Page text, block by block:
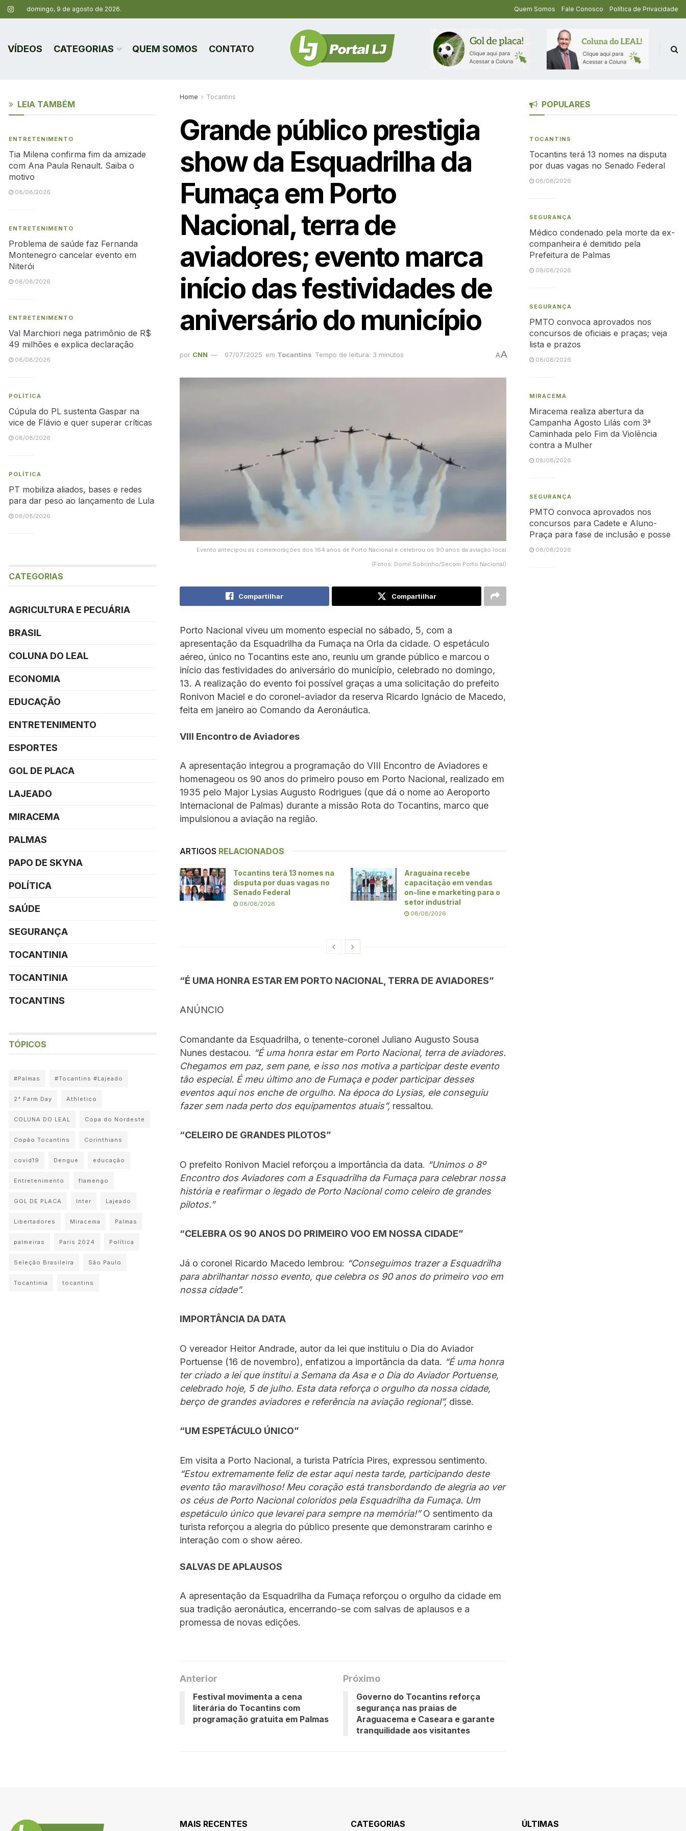
domingo, 9 de agosto de 2026. Quem Somos Fale Conosco Política de Privacidade
VÍDEOS CATEGORIAS QUEM SOMOS CONTATO
Home Tocantins
Grande público prestigia
show da Esquadrilha da
Fumaça em Porto
Nacional, terra de
aviadores; evento marca
início das festividades de
aniversário do município
por CNN 07/07/2025 em Tocantins Tempo de leitura: 3 minutos AA
Evento antecipou as comemorações dos 164 anos de Porto Nacional e celebrou os 90 anos da aviação local
(Fotos: Dornil Sobrinho/Secom Porto Nacional)
Compartilhar Compartilhar
Porto Nacional viveu um momento especial no sábado, 5, com a
apresentação da Esquadrilha da Fumaça na Orla da cidade. O espetáculo
aéreo, único no Tocantins este ano, reuniu um grande público e marcou o
início das festividades do aniversário do município, celebrado no domingo,
13. A realização do evento foi possível graças a uma solicitação do prefeito
Ronivon Maciel e do coronel-aviador da reserva Ricardo Ignácio de Macedo,
feita em janeiro ao Comando da Aeronáutica.
VIII Encontro de Aviadores
A apresentação integrou a programação do VIII Encontro de Aviadores e
homenageou os 90 anos do primeiro pouso em Porto Nacional, realizado em
1935 pelo Major Lysias Augusto Rodrigues (que dá o nome ao Aeroporto
Internacional de Palmas) durante a missão Rota do Tocantins, marco que
impulsionou a aviação na região.
ARTIGOS RELACIONADOS
Tocantins terá 13 nomes na
disputa por duas vagas no
Senado Federal
08/08/2026
Araguaína recebe
capacitação em vendas
on-line e marketing para o
setor industrial
08/08/2026
“É UMA HONRA ESTAR EM PORTO NACIONAL, TERRA DE AVIADORES”
ANÚNCIO
Comandante da Esquadrilha, o tenente-coronel Juliano Augusto Sousa
Nunes destacou. “É uma honra estar em Porto Nacional, terra de aviadores.
Chegamos em paz, sem pane, e isso nos motiva a participar deste evento
tão especial. É meu último ano de Fumaça e poder participar desses
eventos aqui nos enche de orgulho. Na época do Lysias, ele conseguiu
fazer sem nada perto dos equipamentos atuais”, ressaltou.
“CELEIRO DE GRANDES PILOTOS”
O prefeito Ronivon Maciel reforçou a importância da data. “Unimos o 8º
Encontro dos Aviadores com a Esquadrilha da Fumaça para celebrar nossa
história e reafirmar o legado de Porto Nacional como celeiro de grandes
pilotos.”
“CELEBRA OS 90 ANOS DO PRIMEIRO VOO EM NOSSA CIDADE”
Já o coronel Ricardo Macedo lembrou: “Conseguimos trazer a Esquadrilha
para abrilhantar nosso evento, que celebra os 90 anos do primeiro voo em
nossa cidade”.
IMPORTÂNCIA DA DATA
O vereador Heitor Andrade, autor da lei que instituiu o Dia do Aviador
Portuense (16 de novembro), enfatizou a importância da data. “É uma honra
ter criado a lei que institui a Semana da Asa e o Dia do Aviador Portuense,
celebrado hoje, 5 de julho. Esta data reforça o orgulho da nossa cidade,
berço de grandes aviadores e referência na aviação regional”, disse.
“UM ESPETÁCULO ÚNICO”
Em visita a Porto Nacional, a turista Patrícia Pires, expressou sentimento.
“Estou extremamente feliz de estar aqui nesta tarde, participando deste
evento tão maravilhoso! Meu coração está transbordando de alegria ao ver
os céus de Porto Nacional coloridos pela Esquadrilha da Fumaça. Um
espetáculo único que levarei para sempre na memória!”O sentimento da
turista reforçou a alegria do público presente que demonstraram carinho e
interação com o show aéreo.
SALVAS DE APLAUSOS
A apresentação da Esquadrilha da Fumaça reforçou o orgulho da cidade em
sua tradição aeronáutica, encerrando-se com salvas de aplausos e a
promessa de novas edições.
Anterior
Festival movimenta a cena
literária do Tocantins com
programação gratuita em Palmas
Próximo
Governo do Tocantins reforça
segurança nas praias de
Araguacema e Caseara e garante
tranquilidade aos visitantes
LEIA TAMBÉM
ENTRETENIMENTO
Tia Milena confirma fim da amizade
com Ana Paula Renault. Saiba o
motivo
08/08/2026
ENTRETENIMENTO
Problema de saúde faz Fernanda
Montenegro cancelar evento em
Niterói
08/08/2026
ENTRETENIMENTO
Val Marchiori nega patrimônio de R$
49 milhões e explica declaração
08/08/2026
POLÍTICA
Cúpula do PL sustenta Gaspar na
vice de Flávio e quer superar críticas
08/08/2026
POLÍTICA
PT mobiliza aliados, bases e redes
para dar peso ao lançamento de Lula
08/08/2026
CATEGORIAS
AGRICULTURA E PECUÁRIA
BRASIL
COLUNA DO LEAL
ECONOMIA
EDUCAÇÃO
ENTRETENIMENTO
ESPORTES
GOL DE PLACA
LAJEADO
MIRACEMA
PALMAS
PAPO DE SKYNA
POLÍTICA
SAÚDE
SEGURANÇA
TOCANTINIA
TOCANTINIA
TOCANTINS
TÓPICOS
#Palmas #Tocantins #Lajeado
2° Farm Day Athletico
COLUNA DO LEAL Copa do Nordeste
Copão Tocantins Corinthians
covid19 Dengue educação
Entretenimento flamengo
GOL DE PLACA Inter Lajeado
Libertadores Miracema Palmas
palmeiras Paris 2024 Política
Seleção Brasileira São Paulo
Tocantinia tocantins
POPULARES
TOCANTINS
Tocantins terá 13 nomes na disputa
por duas vagas no Senado Federal
08/08/2026
SEGURANÇA
Médico condenado pela morte da ex-
companheira é demitido pela
Prefeitura de Palmas
08/08/2026
SEGURANÇA
PMTO convoca aprovados nos
concursos de oficiais e praças; veja
lista e prazos
08/08/2026
MIRACEMA
Miracema realiza abertura da
Campanha Agosto Lilás com 3ª
Caminhada pelo Fim da Violência
contra a Mulher
08/08/2026
SEGURANÇA
PMTO convoca aprovados nos
concursos para Cadete e Aluno-
Praça para fase de inclusão e posse
08/08/2026
MAIS RECENTES CATEGORIAS ÚLTIMAS